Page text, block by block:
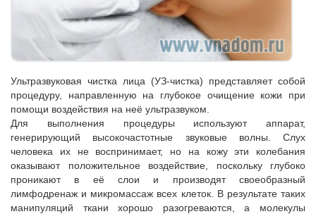
Ультразвуковая чистка лица (УЗ-чистка) представляет собой
процедуру, направленную на глубокое очищение кожи при
помощи воздействия на неё ультразвуком.
Для выполнения процедуры используют аппарат,
генерирующий высокочастотные звуковые волны. Слух
человека их не воспринимает, но на кожу эти колебания
оказывают положительное воздействие, поскольку глубоко
проникают в её слои и производят своеобразный
лимфодренаж и микромассаж всех клеток. В результате таких
манипуляций ткани хорошо разогреваются, а молекулы